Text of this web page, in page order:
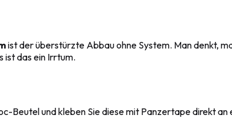
ist der überstürzte Abbau ohne System. Man denkt,
ist das ein Irrtum.
Beutel und kleben Sie diese mit Panzertape direkt an